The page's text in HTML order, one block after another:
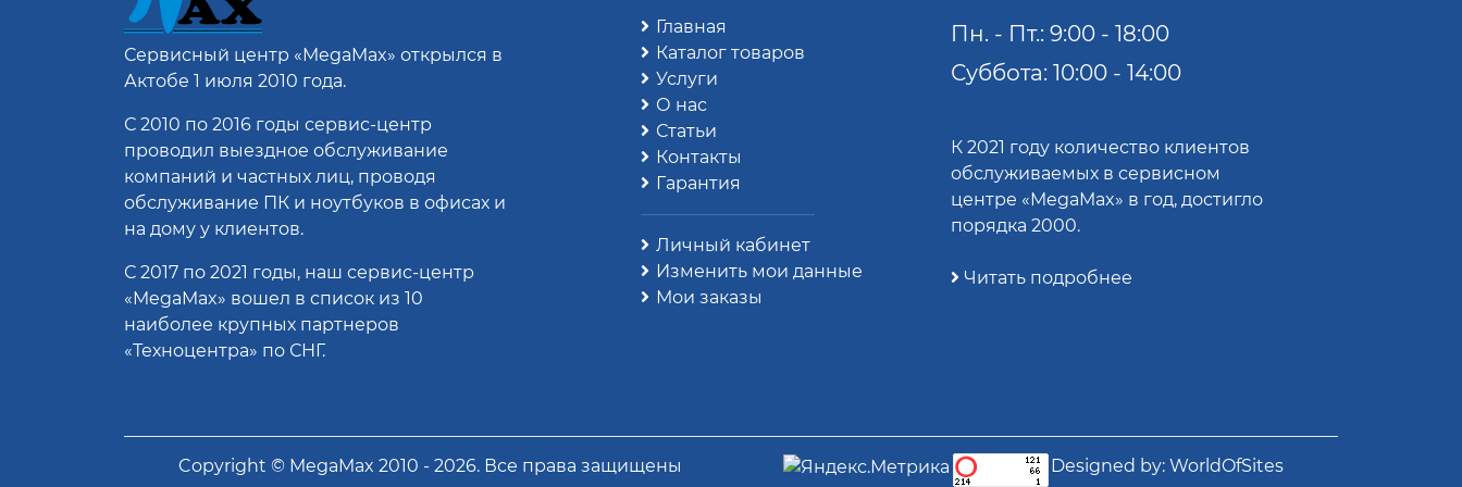
Сервисный центр «MegaMax» открылся в
Актобе 1 июля 2010 года.
С 2010 по 2016 годы сервис-центр
проводил выездное обслуживание
компаний и частных лиц, проводя
обслуживание ПК и ноутбуков в офисах и
на дому у клиентов.
С 2017 по 2021 годы, наш сервис-центр
«MegaMax» вошел в список из 10
наиболее крупных партнеров
«Техноцентра» по СНГ.
Главная
Каталог товаров
Услуги
О нас
Статьи
Контакты
Гарантия
Личный кабинет
Изменить мои данные
Мои заказы
Пн. - Пт.: 9:00 - 18:00
Суббота: 10:00 - 14:00
К 2021 году количество клиентов
обслуживаемых в сервисном
центре «MegaMax» в год, достигло
порядка 2000.
Читать подробнее
Copyright © MegaMax 2010 - 2026. Все права защищены Designed by: WorldOfSites